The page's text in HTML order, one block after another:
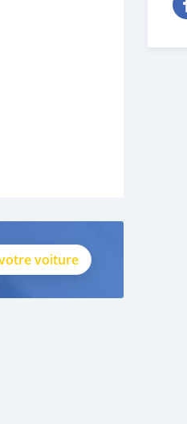
voiture